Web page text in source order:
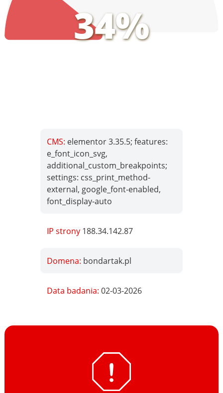
34%
CMS: elementor 3.35.5; features:
e_font_icon_svg,
additional_custom_breakpoints;
settings: css_print_method-
external, google_font-enabled,
font_display-auto
IP strony 188.34.142.87
Domena: bondartak.pl
Data badania:02-03-2026